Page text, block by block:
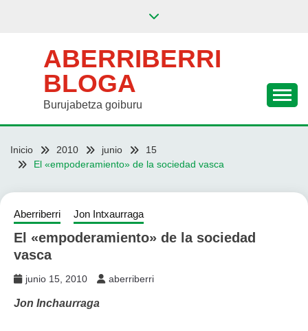
ABERRIBERRI
BLOGA
Burujabetza goiburu
Inicio 2010 junio
15
El «empoderamiento» de la sociedad vasca
Aberriberri Jon Intxaurraga
El «empoderamiento» de la sociedad
vasca
junio 15, 2010 aberriberri
Jon Inchaurraga